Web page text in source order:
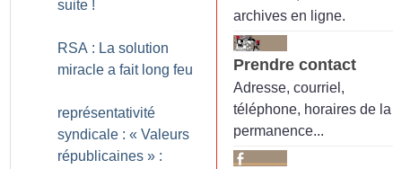
suite !
RSA : La solution
miracle a fait long feu
représentativité
syndicale : « Valeurs
républicaines » :
archives en ligne.
Prendre contact
Adresse, courriel,
téléphone, horaires de la
permanence...